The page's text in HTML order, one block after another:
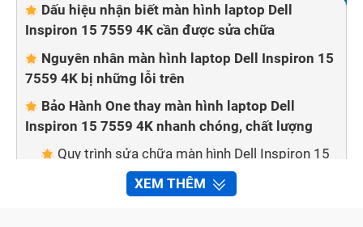
Dấu hiệu nhận biết màn hình laptop Dell
Inspiron 15 7559 4K cần được sửa chữa
Nguyên nhân màn hình laptop Dell Inspiron 15
7559 4K bị những lỗi trên
Bảo Hành One thay màn hình laptop Dell
Inspiron 15 7559 4K nhanh chóng, chất lượng
Quy trình sửa chữa màn hình Dell Inspiron 15
7559 4K tại trung tâm Bảo Hành One
Cam kết với khách hàng khi thay, sửa chữa
XEM THÊM